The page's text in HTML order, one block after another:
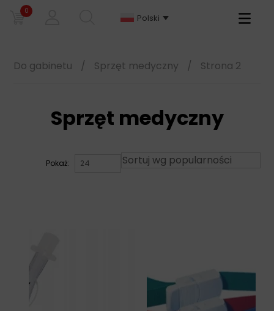
0
Polski
Primary
Do gabinetu / Sprzęt medyczny / Strona 2
Sprzęt medyczny
Pokaż: